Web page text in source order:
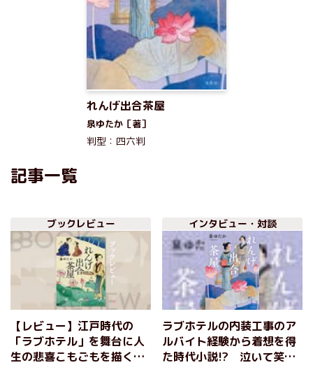
れんげ出合茶屋
泉ゆたか［著］
判型：四六判
記事一覧
ブックレビュー
【レビュー】江戸時代の
「ラブホテル」を舞台に人
生の悲喜こもごもを描く、
インタビュー・対談
ラブホテルの内装工事のア
ルバイト経験から着想を得
た時代小説!? 泣いて笑っ